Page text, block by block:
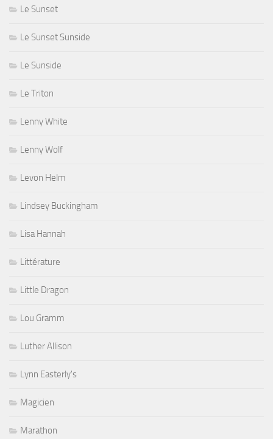
Le Sunset
Le Sunset Sunside
Le Sunside
Le Triton
Lenny White
Lenny Wolf
Levon Helm
Lindsey Buckingham
Lisa Hannah
Littérature
Little Dragon
Lou Gramm
Luther Allison
Lynn Easterly's
Magicien
Marathon